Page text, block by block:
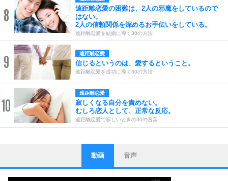
8
遠距離恋愛の困難は、2人の邪魔をしているので
はない。
2人の信頼関係を深めるお手伝いをしている。
遠距離恋愛を結婚に導く30の方法
9 遠距離恋愛
信じるというのは、愛するということ。
遠距離恋愛を成功に導く30の方法
10
遠距離恋愛
寂しくなる自分を責めない。
むしろ恋人として、正常な反応。
遠距離恋愛で寂しいときの30の言葉
1
ストレス対策
他人と比べない。
いっそのこと、他人を見ない。
動画 音声